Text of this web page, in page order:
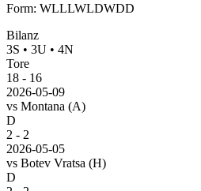
Form: WLLLWLDWDD
Bilanz
3S • 3U • 4N
Tore
18 - 16
2026-05-09
vs Montana (A)
D
2 - 2
2026-05-05
vs Botev Vratsa (H)
D